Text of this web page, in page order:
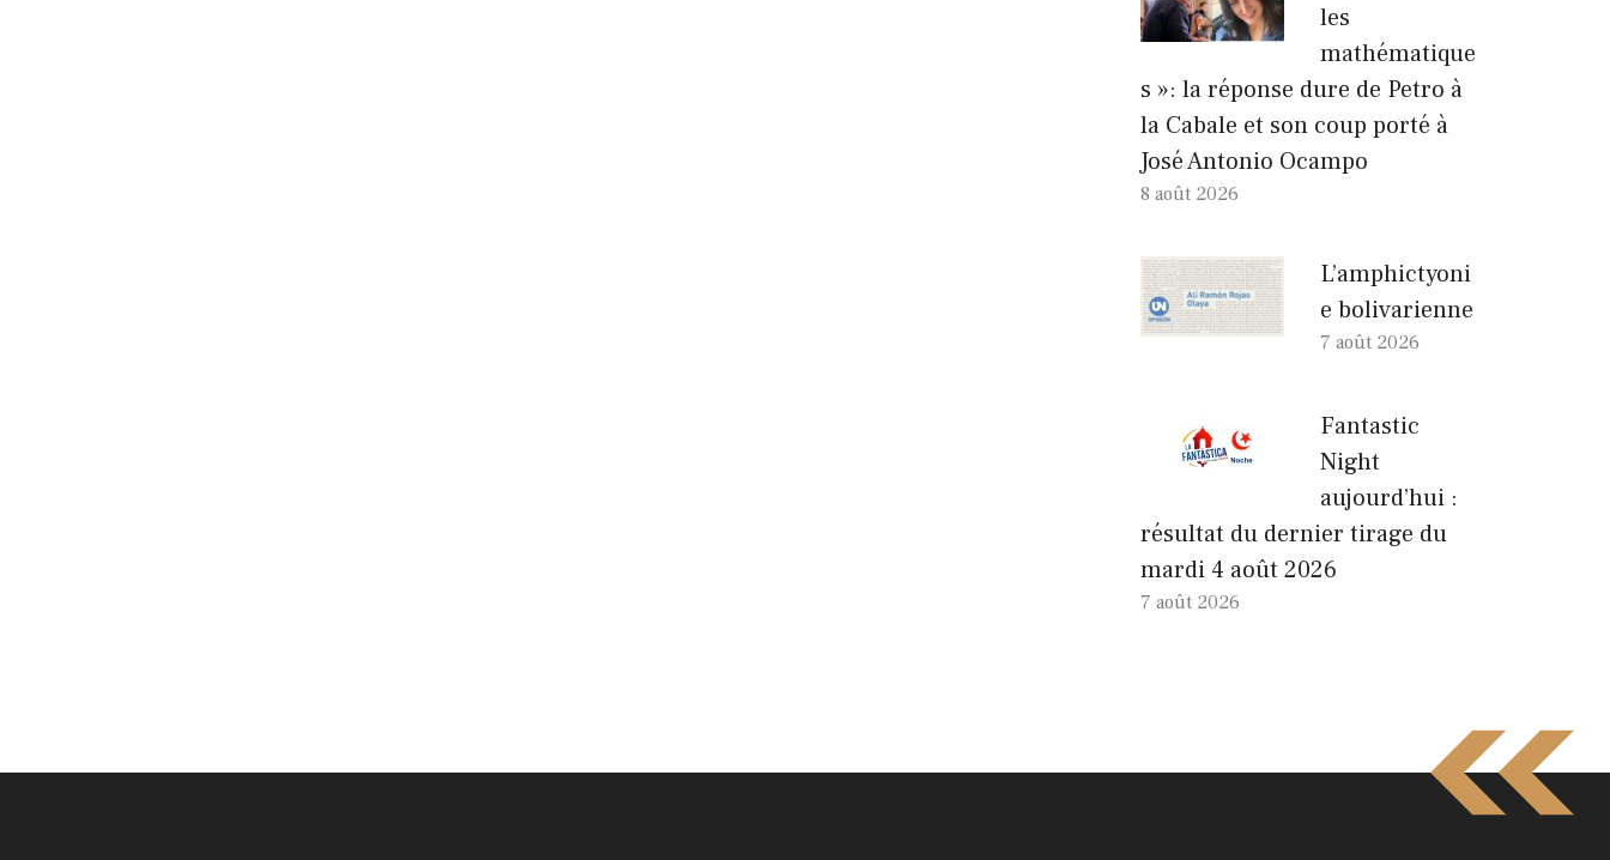
les
mathématique
s »: la réponse dure de Petro à
la Cabale et son coup porté à
José Antonio Ocampo
8 août 2026
L’amphictyoni
e bolivarienne
7 août 2026
Fantastic
Night
aujourd’hui :
résultat du dernier tirage du
mardi 4 août 2026
7 août 2026